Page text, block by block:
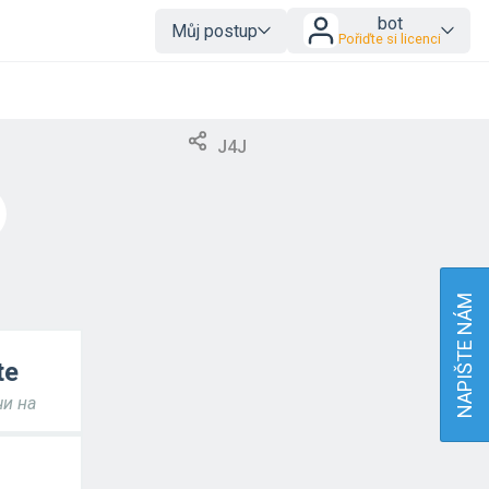
Můj postup bot
Pořiďte si licenci
J4J
на NAPIŠTE NÁM